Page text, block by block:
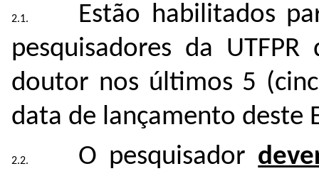
Estão habilitados
pesquisadores da
doutor nos últimos 5
data de lançamento deste
O pesquisador